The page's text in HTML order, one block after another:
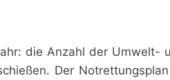
die Anzahl der Umwelt-
Der